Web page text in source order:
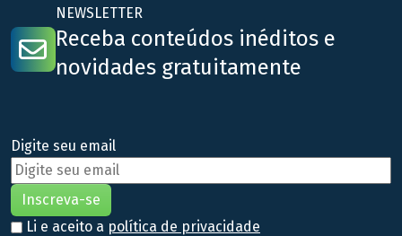
NEWSLETTER
Receba conteúdos inéditos e
novidades gratuitamente
Digite seu email
Li e aceito a política de privacidade